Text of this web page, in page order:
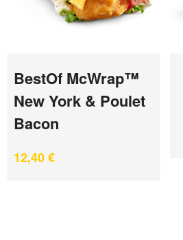
BestOf McWrap™
New York & Poulet
Bacon
12,40€